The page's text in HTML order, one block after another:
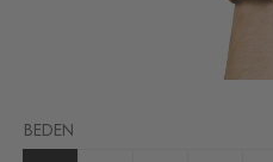
BEDEN